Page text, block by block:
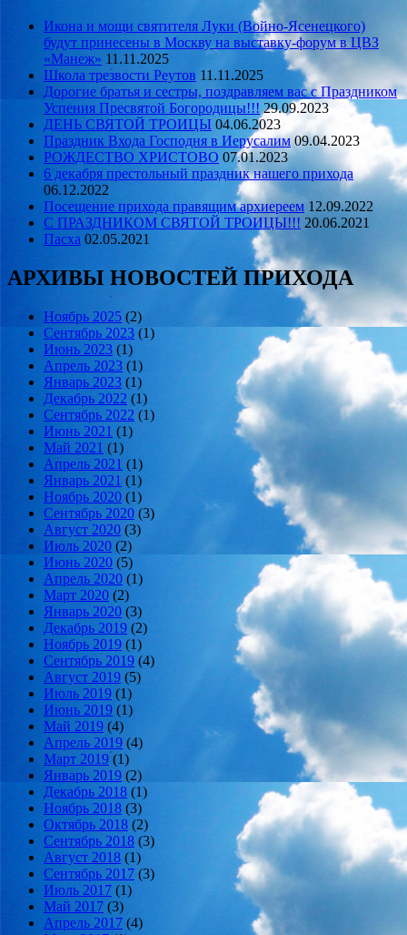
Икона и мощи святителя Луки (Войно-Ясенецкого)
будут принесены в Москву на выставку-форум в ЦВЗ
«Манеж» 11.11.2025
Школа трезвости Реутов 11.11.2025
Дорогие братья и сестры, поздравляем вас с Праздником
Успения Пресвятой Богородицы!!! 29.09.2023
ДЕНЬ СВЯТОЙ ТРОИЦЫ 04.06.2023
Праздник Входа Господня в Иерусалим 09.04.2023
РОЖДЕСТВО ХРИСТОВО 07.01.2023
6 декабря престольный праздник нашего прихода
06.12.2022
Посещение прихода правящим архиереем 12.09.2022
С ПРАЗДНИКОМ СВЯТОЙ ТРОИЦЫ!!! 20.06.2021
Пасха 02.05.2021
АРХИВЫ НОВОСТЕЙ ПРИХОДА
Ноябрь 2025 (2)
Сентябрь 2023 (1)
Июнь 2023 (1)
Апрель 2023 (1)
Январь 2023 (1)
Декабрь 2022 (1)
Сентябрь 2022 (1)
Июнь 2021 (1)
Май 2021 (1)
Апрель 2021 (1)
Январь 2021 (1)
Ноябрь 2020 (1)
Сентябрь 2020 (3)
Август 2020 (3)
Июль 2020 (2)
Июнь 2020 (5)
Апрель 2020 (1)
Март 2020 (2)
Январь 2020 (3)
Декабрь 2019 (2)
Ноябрь 2019 (1)
Сентябрь 2019 (4)
Август 2019 (5)
Июль 2019 (1)
Июнь 2019 (1)
Май 2019 (4)
Апрель 2019 (4)
Март 2019 (1)
Январь 2019 (2)
Декабрь 2018 (1)
Ноябрь 2018 (3)
Октябрь 2018 (2)
Сентябрь 2018 (3)
Август 2018 (1)
Сентябрь 2017 (3)
Июль 2017 (1)
Май 2017 (3)
Апрель 2017 (4)